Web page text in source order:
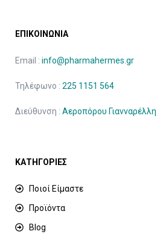
ΕΠΙΚΟΙΝΩΝΙΑ
Email : info@pharmahermes.gr
Τηλέφωνο : 225 1151 564
Διεύθυνση : Αεροπόρου
ΚΑΤΗΓΟΡΙΕΣ
Ποιοί Είμαστε
Προϊόντα
Blog